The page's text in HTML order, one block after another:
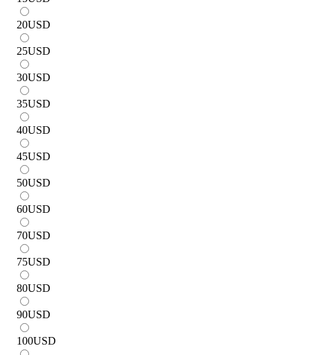
20USD
25USD
30USD
35USD
40USD
45USD
50USD
60USD
70USD
75USD
80USD
90USD
100USD